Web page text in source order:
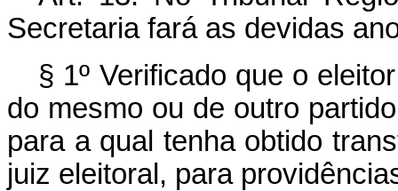
Secretaria fará as devidas
§ 1º Verificado que o
do mesmo ou de outro
para a qual tenha obtido
juiz eleitoral, para